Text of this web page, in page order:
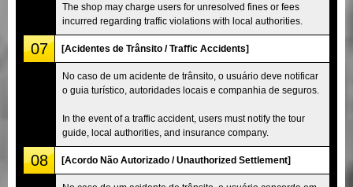
The shop may charge users for unresolved fines or fees
incurred regarding traffic violations with local authorities.
07 [Acidentes de Trânsito / Traffic Accidents]
No caso de um acidente de trânsito, o usuário deve notificar
o guia turístico, autoridades locais e companhia de seguros.
In the event of a traffic accident, users must notify the tour
guide, local authorities, and insurance company.
08 [Acordo Não Autorizado / Unauthorized Settlement]